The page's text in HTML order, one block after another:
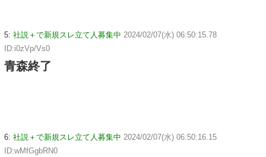
5: 社説＋で新規スレ立て人募集中 2024/02/07(水) 06:50:15.78
ID:i0zVp/Vs0
青森終了
6: 社説＋で新規スレ立て人募集中 2024/02/07(水) 06:50:16.15
ID:wMfGgbRN0